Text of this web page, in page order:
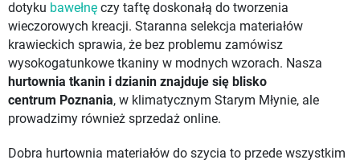
dotyku bawełnę czy taftę doskonałą do tworzenia
wieczorowych kreacji. Staranna selekcja materiałów
krawieckich sprawia, że bez problemu zamówisz
wysokogatunkowe tkaniny w modnych wzorach. Nasza
hurtownia tkanin i dzianin znajduje się blisko
centrum Poznania, w klimatycznym Starym Młynie, ale
prowadzimy również sprzedaż online.
Dobra hurtownia materiałów do szycia to przede wszystkim